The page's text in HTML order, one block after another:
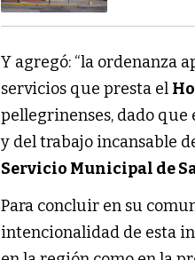
Y agregó: “la ordenanza
servicios que presta el
pellegrinenses, dado
y del trabajo incansable
Servicio Municipal de
Para concluir en su
intencionalidad de esta